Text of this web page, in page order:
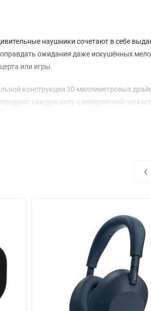
наушники сочетают в себе
ожидания даже искушённых
или игры.
конструкции 30-миллиметровых
каждую ноту с невероятной
отсекают шумы с высочайшей точностью.
неотличимое от FLAC и ALAC,
1000XM5. С одним зарядом они
всего 10 минут зарядки позволят
‹